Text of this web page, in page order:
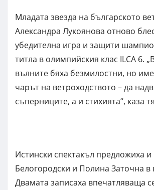
Младата звезда на българското
Александра Лукоянова отново
убедителна игра и защити
титла в олимпийския клас ILCA 6.
вълните бяха безмилостни, но
чарът на ветроходството – да
съперниците, а и стихията“, каза
Истински спектакъл предложиха
Белогородски и Полина Заточна в
Двамата записаха впечатляваща